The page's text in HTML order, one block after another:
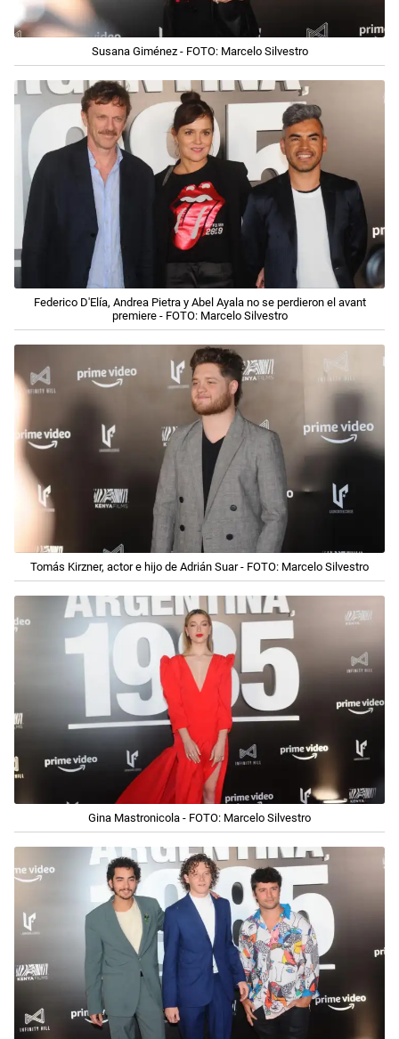
Susana Giménez - FOTO: Marcelo Silvestro
Federico D'Elía, Andrea Pietra y Abel Ayala no se perdieron el avant
premiere - FOTO: Marcelo Silvestro
Tomás Kirzner, actor e hijo de Adrián Suar - FOTO: Marcelo Silvestro
Gina Mastronicola - FOTO: Marcelo Silvestro